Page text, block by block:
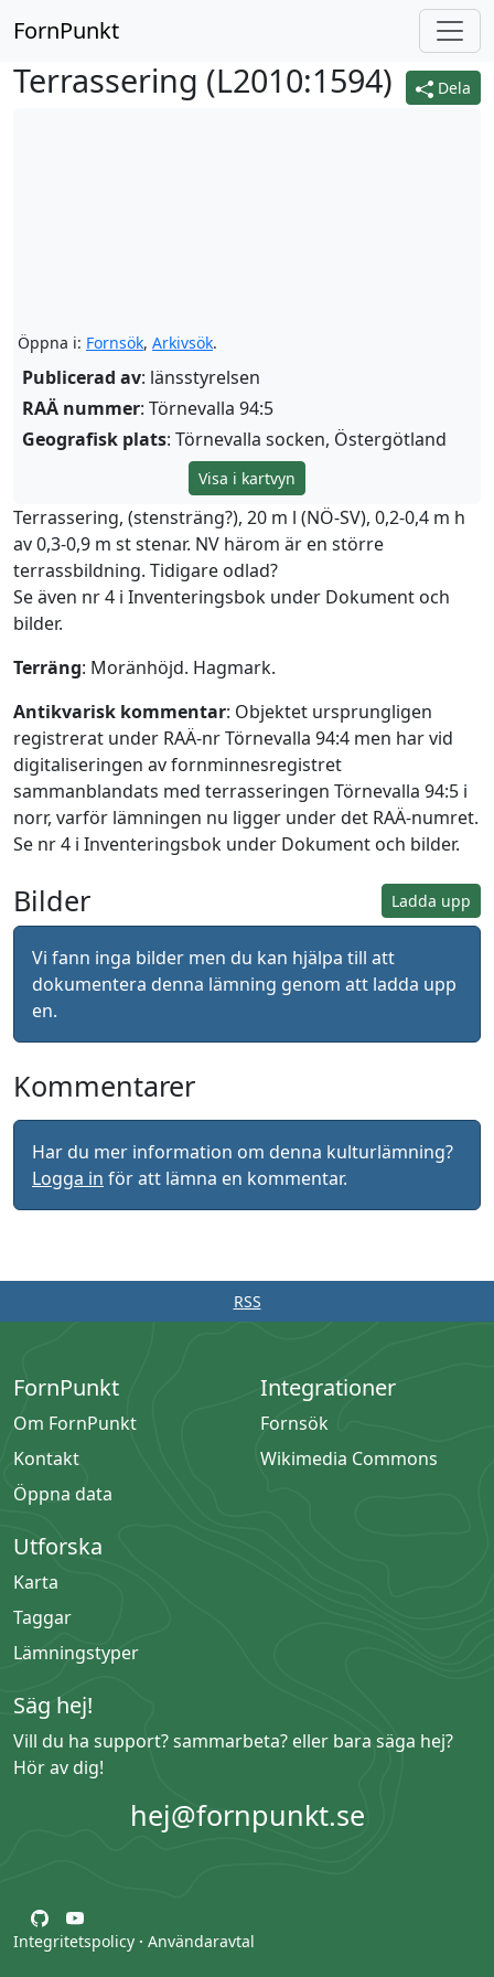
FornPunkt
Dela
Terrassering (L2010:1594)
Öppna i: Fornsök, Arkivsök.
Publicerad av: länsstyrelsen
RAÄ nummer: Törnevalla 94:5
Geografisk plats: Törnevalla socken, Östergötland
Visa i kartvyn
Terrassering, (stensträng?), 20 m l (NÖ-SV), 0,2-0,4 m h
av 0,3-0,9 m st stenar. NV härom är en större
terrassbildning. Tidigare odlad?
Se även nr 4 i Inventeringsbok under Dokument och
bilder.
Terräng: Moränhöjd. Hagmark.
Antikvarisk kommentar: Objektet ursprungligen
registrerat under RAÄ-nr Törnevalla 94:4 men har vid
digitaliseringen av fornminnesregistret
sammanblandats med terrasseringen Törnevalla 94:5 i
norr, varför lämningen nu ligger under det RAÄ-numret.
Se nr 4 i Inventeringsbok under Dokument och bilder.
Ladda upp
Bilder
Vi fann inga bilder men du kan hjälpa till att
dokumentera denna lämning genom att ladda upp
en.
Kommentarer
Har du mer information om denna kulturlämning?
Logga in för att lämna en kommentar.
RSS
FornPunkt
Om FornPunkt
Kontakt
Öppna data
Integrationer
Fornsök
Wikimedia Commons
Utforska
Karta
Taggar
Lämningstyper
Säg hej!
Vill du ha support? sammarbeta? eller bara säga hej?
Hör av dig!
hej@fornpunkt.se
Integritetspolicy · Användaravtal